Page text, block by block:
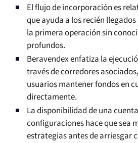
El flujo de incorporación es
que ayuda a los recién
la primera operación sin
profundos.
Beravendex enfatiza la
través de corredores
usuarios mantener fondos en
directamente.
La disponibilidad de una
configuraciones hace que sea
estrategias antes de arriesgar